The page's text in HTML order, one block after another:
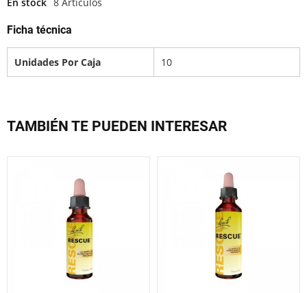
Ficha técnica
Unidades Por Caja 10
TAMBIÉN TE PUEDEN INTERESAR